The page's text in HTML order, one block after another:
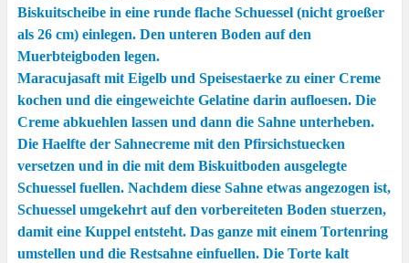
Biskuitscheibe in eine runde flache Schuessel (nicht groeßer
als 26 cm) einlegen. Den unteren Boden auf den
Muerbteigboden legen.
Maracujasaft mit Eigelb und Speisestaerke zu einer Creme
kochen und die eingeweichte Gelatine darin aufloesen. Die
Creme abkuehlen lassen und dann die Sahne unterheben.
Die Haelfte der Sahnecreme mit den Pfirsichstuecken
versetzen und in die mit dem Biskuitboden ausgelegte
Schuessel fuellen. Nachdem diese Sahne etwas angezogen ist,
Schuessel umgekehrt auf den vorbereiteten Boden stuerzen,
damit eine Kuppel entsteht. Das ganze mit einem Tortenring
umstellen und die Restsahne einfuellen. Die Torte kalt